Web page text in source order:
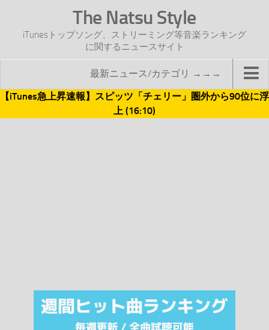
The Natsu Style
iTunesトップソング、ストリーミング等音楽ランキング
に関するニュースサイト
最新ニュース/カテゴリ →→→
TOP
注目カテゴリ
オリジナルiTunes週間トップソング
【iTunes急上昇速報】スピッツ「チェリー」圏外から90位に浮
上 (16:10)